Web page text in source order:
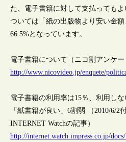
た、電子書籍に対して支払ってもよ
ついては「紙の出版物より安い金
66.5%となっています。
電子書籍について（ニコ割アンケー
http://www.nicovideo.jp/enquete/
電子書籍の利用率は15％、利用し
「紙書籍が良い」6割弱 （2010/6/2
INTERNET Watchの記事）
http://internet.watch.impress.co.jp/